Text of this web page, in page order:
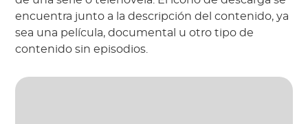
encuentra junto a la descripción del contenido, ya
sea una película, documental u otro tipo de
contenido sin episodios.